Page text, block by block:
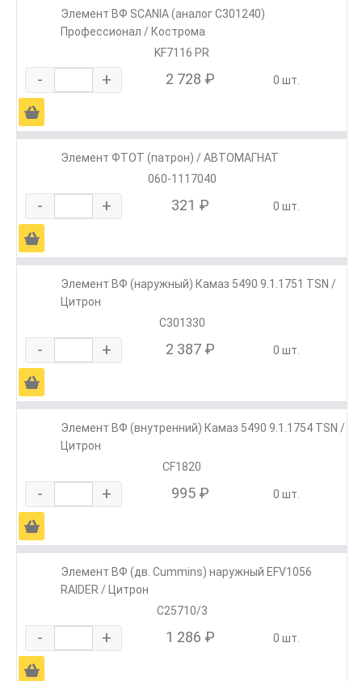
Элемент ВФ SCANIА (аналог С301240)
Профессионал / Кострома
KF7116 PR
- + 2 728 ₽ 0 шт.
Ä
Элемент ФТОТ (патрон) / АВТОМАГНАТ
060-1117040
- + 321 ₽ 0 шт.
Ä
Элемент ВФ (наружный) Камаз 5490 9.1.1751 TSN /
Цитрон
C301330
- + 2 387 ₽ 0 шт.
Ä
Элемент ВФ (внутренний) Камаз 5490 9.1.1754 TSN /
Цитрон
CF1820
- + 995 ₽ 0 шт.
Ä
Элемент ВФ (дв. Cummins) наружный EFV1056
RAIDER / Цитрон
C25710/3
- + 1 286 ₽ 0 шт.
Ä